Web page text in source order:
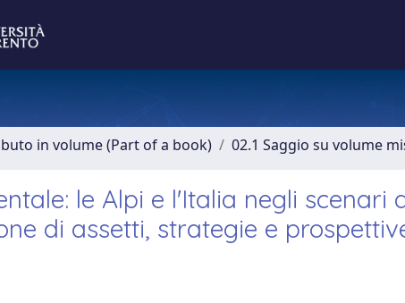
in volume (Part of a book) 02.1 Saggio su volume
le Alpi e l'Italia negli scenari
di assetti, strategie e